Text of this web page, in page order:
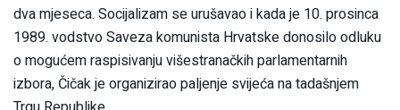
dva mjeseca. Socijalizam se urušavao i kada je 10. prosinca
1989. vodstvo Saveza komunista Hrvatske donosilo odluku
o mogućem raspisivanju višestranačkih parlamentarnih
izbora, Čičak je organizirao paljenje svijeća na tadašnjem